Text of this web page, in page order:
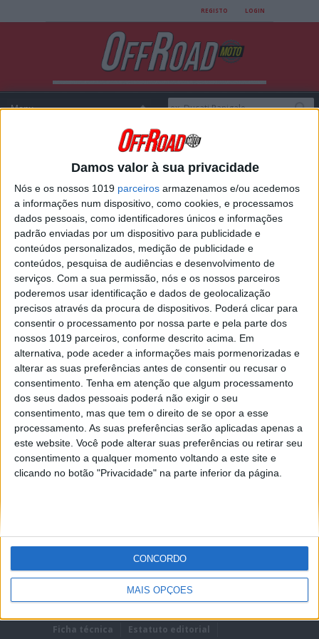
Damos valor à sua privacidade
Nós e os nossos 1019 parceiros armazenamos e/ou acedemos
a informações num dispositivo, como cookies, e processamos
dados pessoais, como identificadores únicos e informações
padrão enviadas por um dispositivo para publicidade e
conteúdos personalizados, medição de publicidade e
conteúdos, pesquisa de audiências e desenvolvimento de
serviços. Com a sua permissão, nós e os nossos parceiros
poderemos usar identificação e dados de geolocalização
precisos através da procura de dispositivos. Poderá clicar para
consentir o processamento por nossa parte e pela parte dos
nossos 1019 parceiros, conforme descrito acima. Em
alternativa, pode aceder a informações mais pormenorizadas e
alterar as suas preferências antes de consentir ou recusar o
consentimento. Tenha em atenção que algum processamento
dos seus dados pessoais poderá não exigir o seu
consentimento, mas que tem o direito de se opor a esse
processamento. As suas preferências serão aplicadas apenas a
este website. Você pode alterar suas preferências ou retirar seu
consentimento a qualquer momento voltando a este site e
clicando no botão "Privacidade" na parte inferior da página.
MAIS OPÇÕES
CONCORDO
REGISTO LOGIN
Login
USERNAME
PASSWORD
REMEMBER?
Lost password?
Ficha técnica Estatuto editorial